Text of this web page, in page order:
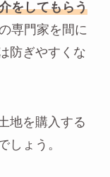
をしてもらう
専門家を間に
防ぎやすくな
地を購入する
しょう。